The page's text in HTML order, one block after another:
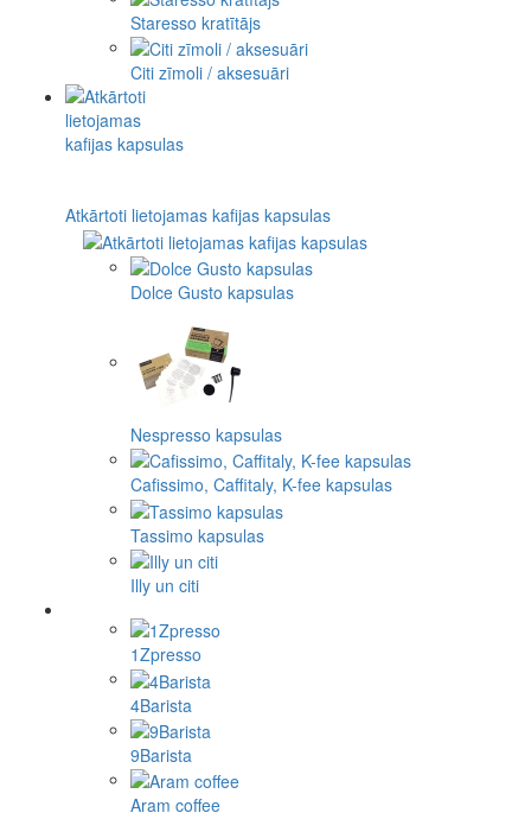
Staresso kratītājs
Citi zīmoli / aksesuāri
Atkārtoti lietojamas kafijas kapsulas
Dolce Gusto kapsulas
Nespresso kapsulas
Cafissimo, Caffitaly, K-fee kapsulas
Tassimo kapsulas
Illy un citi
1Zpresso
4Barista
9Barista
Aram coffee